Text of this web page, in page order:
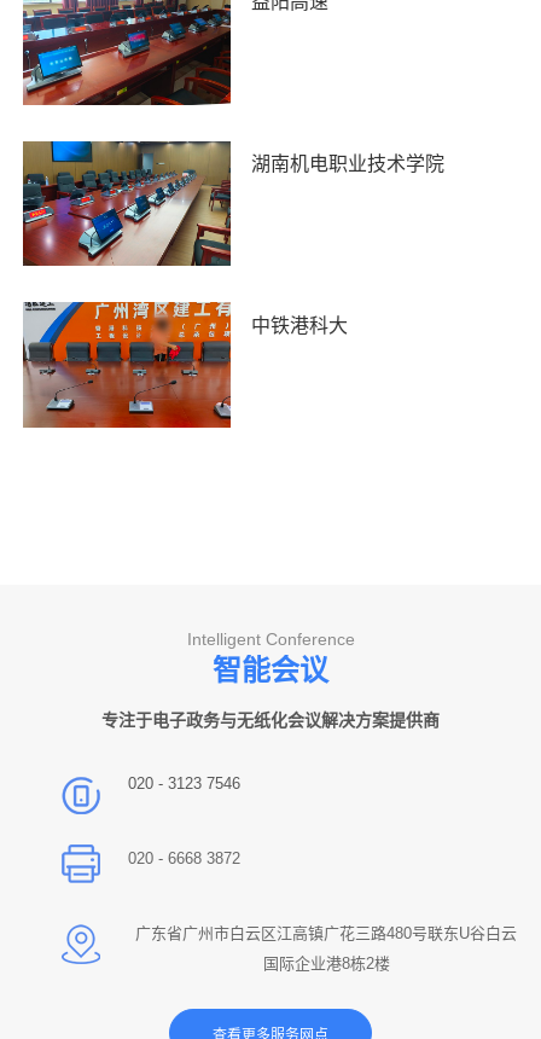
湖南机电职业技术学院
中铁港科大
Intelligent Conference
智能会议
专注于电子政务与无纸化会议解决方案提供商
020 - 3123 7546
020 - 6668 3872
广东省广州市白云区江高镇广花三路480号联东U谷白云
国际企业港8栋2楼